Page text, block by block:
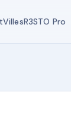
VillesR3STO Pro